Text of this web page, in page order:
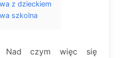
z dzieckiem
szkolna
czym więc się